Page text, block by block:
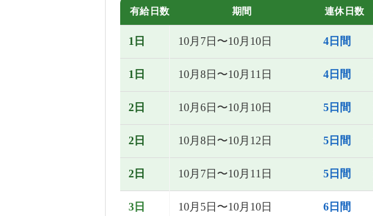
有給日数 期間 連休日数
1日 10月7日〜10月10日 4日間
1日 10月8日〜10月11日 4日間
2日 10月6日〜10月10日 5日間
2日 10月8日〜10月12日 5日間
2日 10月7日〜10月11日 5日間
3日 10月5日〜10月10日 6日間